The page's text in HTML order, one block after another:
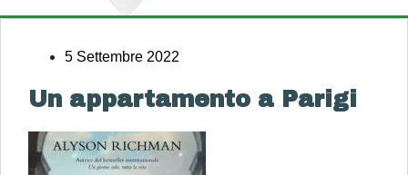
5 Settembre 2022
Un appartamento a Parigi